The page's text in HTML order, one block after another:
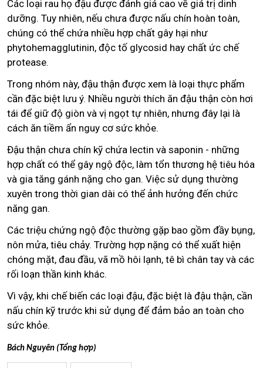
Các loại rau họ đậu được đánh giá cao về giá trị dinh
dưỡng. Tuy nhiên, nếu chưa được nấu chín hoàn toàn,
chúng có thể chứa nhiều hợp chất gây hại như
phytohemagglutinin, độc tố glycosid hay chất ức chế
protease.
Trong nhóm này, đậu thận được xem là loại thực phẩm
cần đặc biệt lưu ý. Nhiều người thích ăn đậu thận còn hơi
tái để giữ độ giòn và vị ngọt tự nhiên, nhưng đây lại là
cách ăn tiềm ẩn nguy cơ sức khỏe.
Đậu thận chưa chín kỹ chứa lectin và saponin - những
hợp chất có thể gây ngộ độc, làm tổn thương hệ tiêu hóa
và gia tăng gánh nặng cho gan. Việc sử dụng thường
xuyên trong thời gian dài có thể ảnh hưởng đến chức
năng gan.
Các triệu chứng ngộ độc thường gặp bao gồm đầy bụng,
nôn mửa, tiêu chảy. Trường hợp nặng có thể xuất hiện
chóng mặt, đau đầu, vã mồ hôi lạnh, tê bì chân tay và các
rối loạn thần kinh khác.
Vì vậy, khi chế biến các loại đậu, đặc biệt là đậu thận, cần
nấu chín kỹ trước khi sử dụng để đảm bảo an toàn cho
sức khỏe.
Bách Nguyên (Tổng hợp)